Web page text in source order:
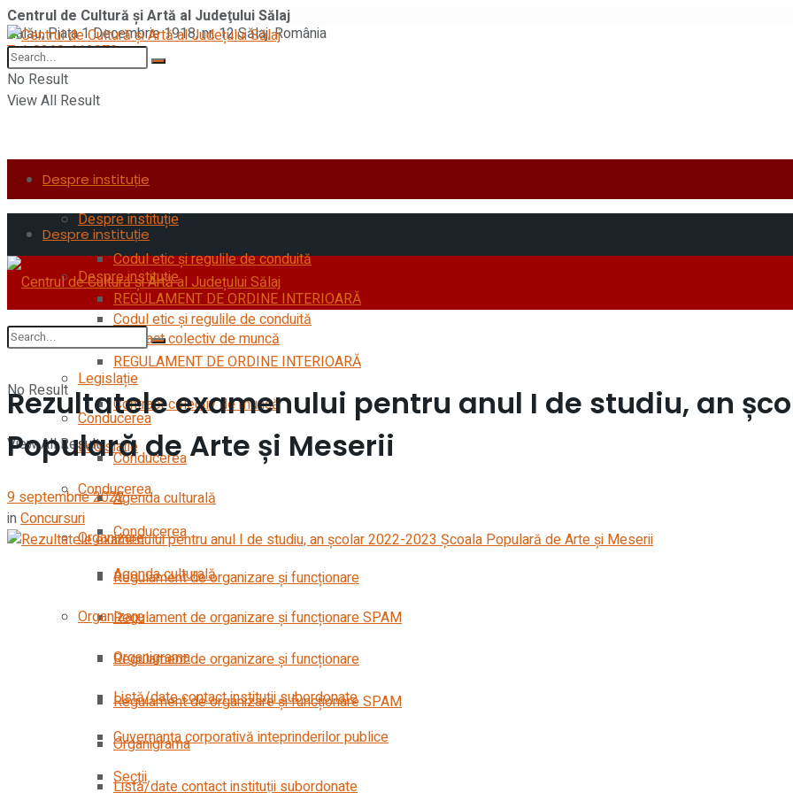
Centrul de Cultură şi Artă al Judeţului Sălaj
Zalău, Piaţa 1 Decembrie 1918, nr. 12 Sălaj, România
Tel: 0260-612870
No Result
View All Result
Despre instituție
Despre instituție
Codul etic şi regulile de conduită
REGULAMENT DE ORDINE INTERIOARĂ
Contract colectiv de muncă
Legislație
Conducerea
Conducerea
Agenda culturală
Organizare
Regulament de organizare și funcționare
Regulament de organizare și funcționare SPAM
Organigrama
Listă/date contact instituții subordonate
Guvernanța corporativă inteprinderilor publice
Secții
Despre instituție
Despre instituție
Codul etic şi regulile de conduită
REGULAMENT DE ORDINE INTERIOARĂ
Contract colectiv de muncă
Legislație
Conducerea
Conducerea
Agenda culturală
Organizare
Regulament de organizare și funcționare
Regulament de organizare și funcționare SPAM
Organigrama
Listă/date contact instituții subordonate
No Result
View All Result
Rezultatele examenului pentru anul I de studiu, an
Populară de Arte și Meserii
9 septembrie 2022
inConcursuri